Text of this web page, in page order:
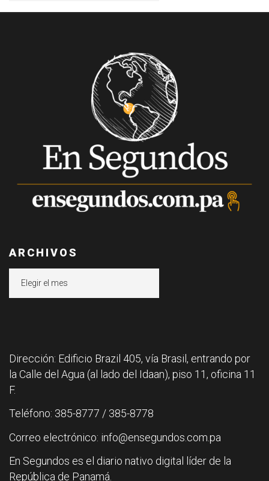
ARCHIVOS
Dirección: Edificio Brazil 405, vía Brasil, entrando por
la Calle del Agua (al lado del Idaan), piso 11, oficina 11
F.
Teléfono: 385-8777 / 385-8778
Correo electrónico: info@ensegundos.com.pa
En Segundos es el diario nativo digital líder de la
República de Panamá.